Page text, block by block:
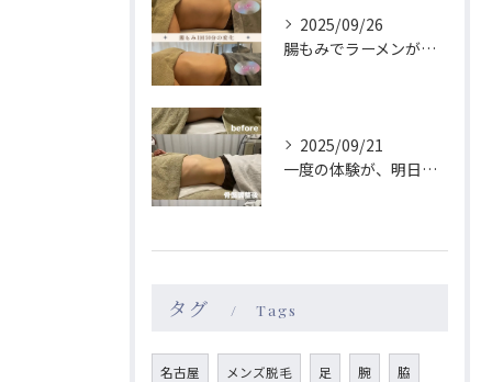
2025/09/26
腸もみでラーメンが食べたくなくなる😳？！
2025/09/21
一度の体験が、明日のあなたを格別にする🫧
タグ Tags
名古屋 メンズ脱毛 足 腕 脇